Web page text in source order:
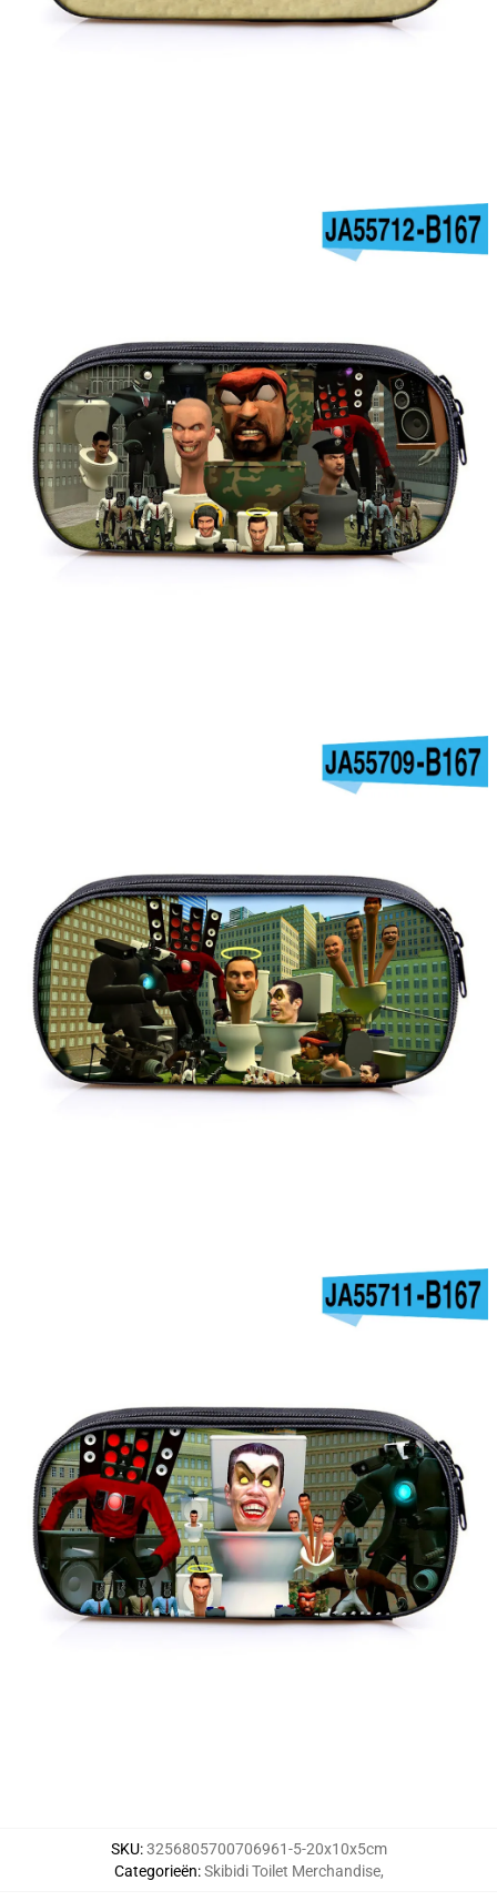
SKU:3256805700706961-5-20x10x5cm
Categorieën:Skibidi Toilet Merchandise,